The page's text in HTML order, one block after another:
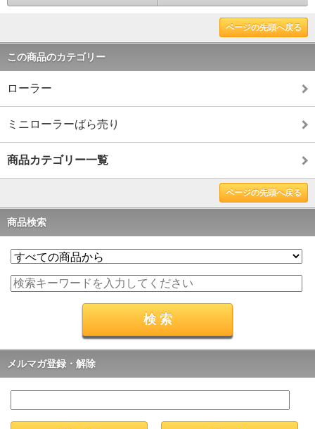
ページの先頭へ戻る
この商品のカテゴリー
ローラー
ミニローラーばら売り
商品カテゴリー一覧
ページの先頭へ戻る
商品検索
メルマガ登録・解除